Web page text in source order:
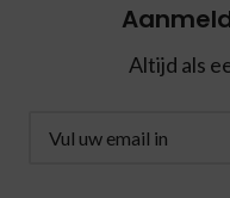
Altijd als